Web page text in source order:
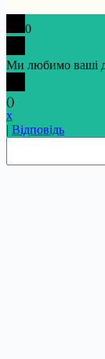
0
Ми любимо ваші
()
x
| Відповідь